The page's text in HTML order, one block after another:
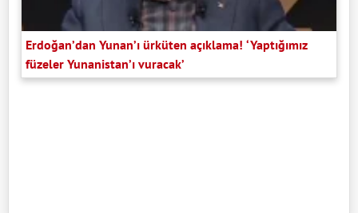
Erdoğan’dan Yunan’ı ürküten açıklama! ‘Yaptığımız
füzeler Yunanistan’ı vuracak’